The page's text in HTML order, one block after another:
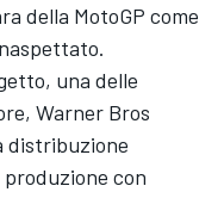
della MotoGP come
una delle
Warner Bros
distribuzione
con